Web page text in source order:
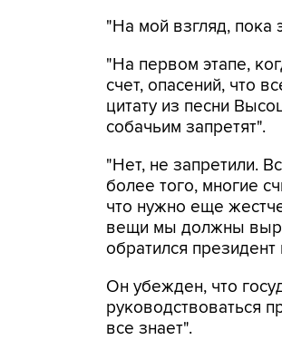
"На мой взгляд, пока
"На первом этапе,
счет, опасений, что
цитату из песни
собачьим запретят".
"Нет, не запретили.
более того, многие
что нужно еще
вещи мы должны
обратился
Он убежден, что
руководствоваться
все знает".